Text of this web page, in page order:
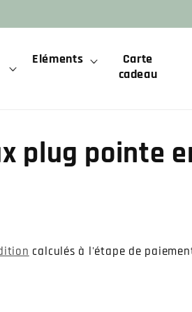
Eléments
Carte
cadeau
plug pointe
calculés à l'étape de